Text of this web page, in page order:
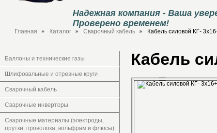
Надежная компания - Ваша
Проверено временем!
Главная Каталог Сварочный кабель Кабель силовой КГ-
Баллоны и технические газы
Шлифовальные и отрезные круги
Сварочный кабель
Сварочные инверторы
Сварочные материалы (электроды,
прутки, проволока, вольфрам и флюсы)
Кабель